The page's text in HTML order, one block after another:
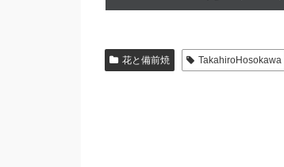
花と備前焼 TakahiroHosokawa